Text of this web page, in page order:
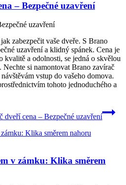
– Bezpečné uzavření
uzavření
zabezpečit vaše dveře. S Brano
uzavření a klidný spánek. Cena je
kvalitě a odolnosti, se jedná o skvělou
Nechte si namontovat Brano zavírač
vstup do vašeho domova.
tohoto jednoduchého a
dveří cena – Bezpečné uzavření
v zámku: Klika směrem